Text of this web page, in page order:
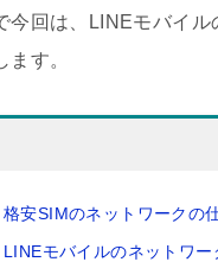
今回は、LINEモバイ
ます。
格安SIMのネットワークの
LINEモバイルのネットワー